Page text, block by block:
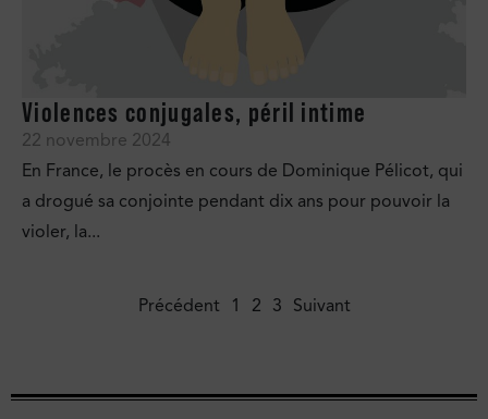
Violences conjugales, péril intime
22 novembre 2024
En France, le procès en cours de Dominique Pélicot, qui
a drogué sa conjointe pendant dix ans pour pouvoir la
violer, la...
Précédent 1 2 3 Suivant